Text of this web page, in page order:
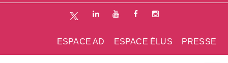
PRESSE
ESPACE ÉLUS
ESPACE AD